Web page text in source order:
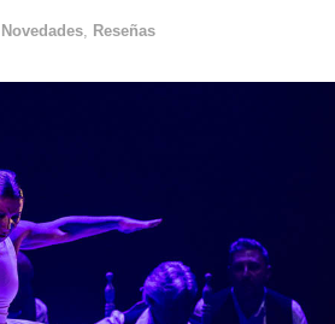
Novedades, Reseñas